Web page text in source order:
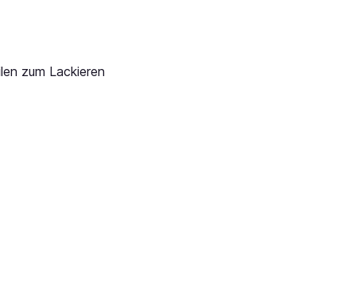
zum Lackieren